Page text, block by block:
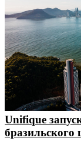
Unifique